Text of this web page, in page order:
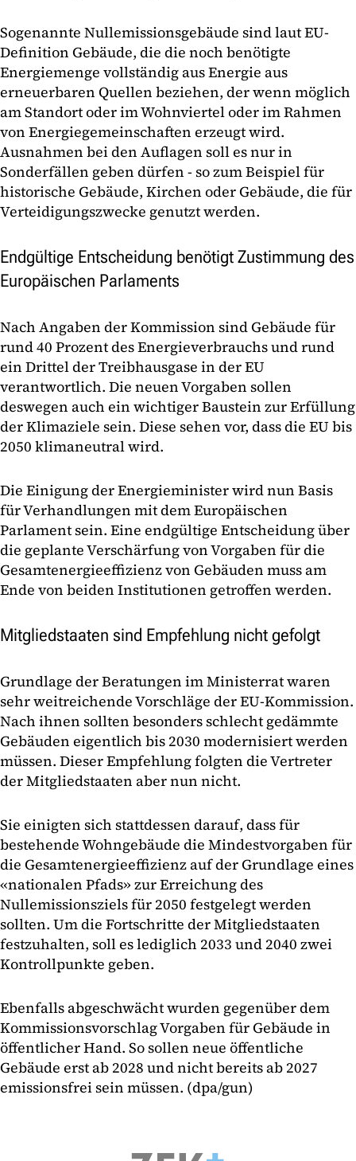
Sogenannte Nullemissionsgebäude sind laut EU-
Definition Gebäude, die die noch benötigte
Energiemenge vollständig aus Energie aus
erneuerbaren Quellen beziehen, der wenn möglich
am Standort oder im Wohnviertel oder im Rahmen
von Energiegemeinschaften erzeugt wird.
Ausnahmen bei den Auflagen soll es nur in
Sonderfällen geben dürfen - so zum Beispiel für
historische Gebäude, Kirchen oder Gebäude, die für
Verteidigungszwecke genutzt werden.
Endgültige Entscheidung benötigt Zustimmung des
Europäischen Parlaments
Nach Angaben der Kommission sind Gebäude für
rund 40 Prozent des Energieverbrauchs und rund
ein Drittel der Treibhausgase in der EU
verantwortlich. Die neuen Vorgaben sollen
deswegen auch ein wichtiger Baustein zur Erfüllung
der Klimaziele sein. Diese sehen vor, dass die EU bis
2050 klimaneutral wird.
Die Einigung der Energieminister wird nun Basis
für Verhandlungen mit dem Europäischen
Parlament sein. Eine endgültige Entscheidung über
die geplante Verschärfung von Vorgaben für die
Gesamtenergieeffizienz von Gebäuden muss am
Ende von beiden Institutionen getroffen werden.
Mitgliedstaaten sind Empfehlung nicht gefolgt
Grundlage der Beratungen im Ministerrat waren
sehr weitreichende Vorschläge der EU-Kommission.
Nach ihnen sollten besonders schlecht gedämmte
Gebäuden eigentlich bis 2030 modernisiert werden
müssen. Dieser Empfehlung folgten die Vertreter
der Mitgliedstaaten aber nun nicht.
Sie einigten sich stattdessen darauf, dass für
bestehende Wohngebäude die Mindestvorgaben für
die Gesamtenergieeffizienz auf der Grundlage eines
«nationalen Pfads» zur Erreichung des
Nullemissionsziels für 2050 festgelegt werden
sollten. Um die Fortschritte der Mitgliedstaaten
festzuhalten, soll es lediglich 2033 und 2040 zwei
Kontrollpunkte geben.
Ebenfalls abgeschwächt wurden gegenüber dem
Kommissionsvorschlag Vorgaben für Gebäude in
öffentlicher Hand. So sollen neue öffentliche
Gebäude erst ab 2028 und nicht bereits ab 2027
emissionsfrei sein müssen. (dpa/gun)